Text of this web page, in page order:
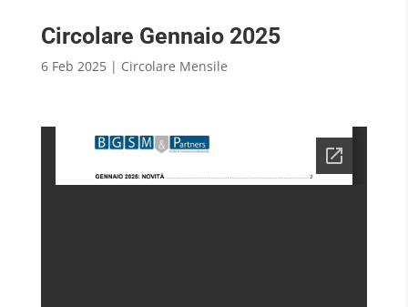
Circolare Gennaio 2025
6 Feb 2025| Circolare Mensile